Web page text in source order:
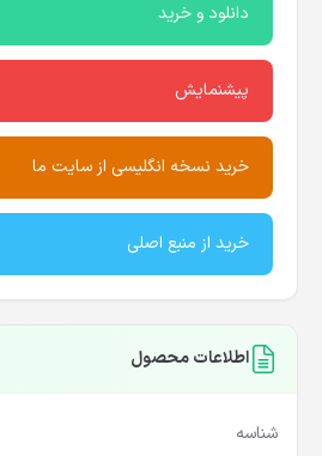
دانلود و خرید
پیشنمایش
خرید نسخه انگلیسی از سایت ما
خرید از منبع اصلی
اطلاعات محصول
شناسه